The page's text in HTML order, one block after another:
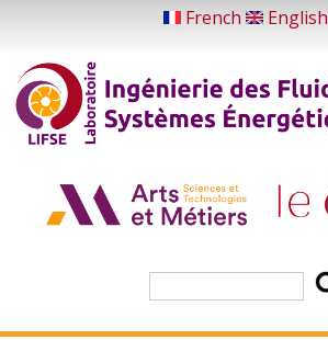
contenu
principal
French English